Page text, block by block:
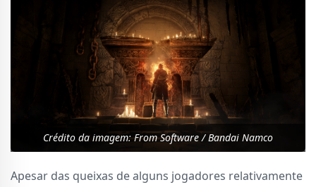
Crédito da imagem: From Software / Bandai Namco
Apesar das queixas de alguns jogadores relativamente